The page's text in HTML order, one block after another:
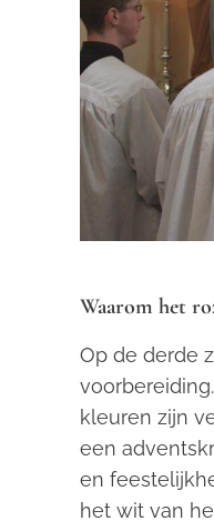
Waarom het
Op de derde
kleuren zijn
een
en
het wit van